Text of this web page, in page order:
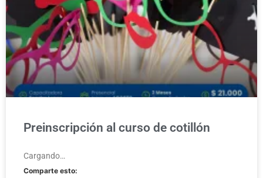
Preinscripción al curso de cotillón
Cargando…
Comparte esto: